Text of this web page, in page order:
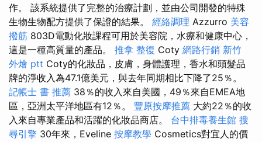
作。 該系統提供了完整的治療計劃，並由公司開發的特殊
生物生物配方提供了保證的結果。 經絡調理 Azzurro 美容
撥筋 803D電動化妝課程可用於美容院，水療和健康中心，
這是一種高質量的產品。 推拿 整復 Coty 網路行銷 新竹
外燴 ptt Coty的化妝品，皮膚，身體護理，香水和頭髮品
牌的淨收入為47.1億美元，與去年同期相比下降了25％。
記帳士 書 推薦 38％的收入來自美國，49％來自EMEA地
區，亞洲太平洋地區有12％。 豐原按摩推薦 大約22％的收
入來自專業產品和活躍的化妝品商店。 台中排毒養生館 搜
尋引擎 30年來，Eveline 按摩教學 Cosmetics對宜人的價